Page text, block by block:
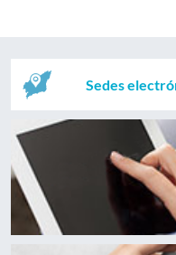
Sedes